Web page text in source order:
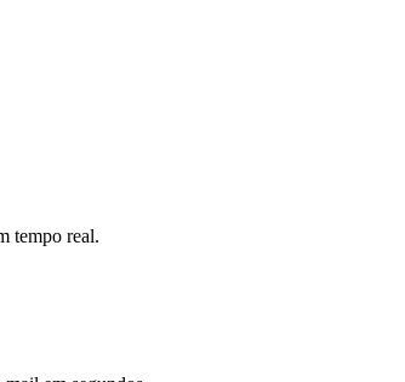
tempo real.